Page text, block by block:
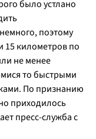
было устлано
поэтому
15 километров по
не менее
то быстрыми
По признанию
приходилось
пресс-служба с